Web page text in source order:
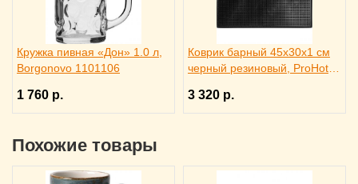
Кружка пивная «Дон» 1.0 л,
Borgonovo 1101106
1 760 р.
Коврик барный 45x30x1 см
черный резиновый, ProHotel
3 320 р.
Похожие товары